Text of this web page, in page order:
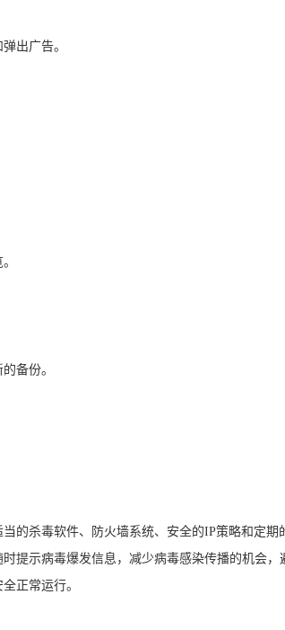
出广告。
备份。
的杀毒软件、防火墙系统、安全的IP策略和定期
提示病毒爆发信息，减少病毒感染传播的机会，
正常运行。